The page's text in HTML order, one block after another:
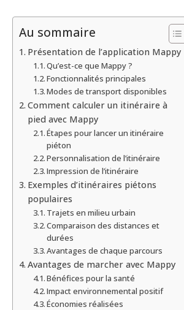
Au sommaire
Présentation de l’application Mappy
Qu’est-ce que Mappy ?
Fonctionnalités principales
Modes de transport disponibles
Comment calculer un itinéraire à
pied avec Mappy
Étapes pour lancer un itinéraire
piéton
Personnalisation de l’itinéraire
Impression de l’itinéraire
Exemples d’itinéraires piétons
populaires
Trajets en milieu urbain
Comparaison des distances et
durées
Avantages de chaque parcours
Avantages de marcher avec Mappy
Bénéfices pour la santé
Impact environnemental positif
Économies réalisées